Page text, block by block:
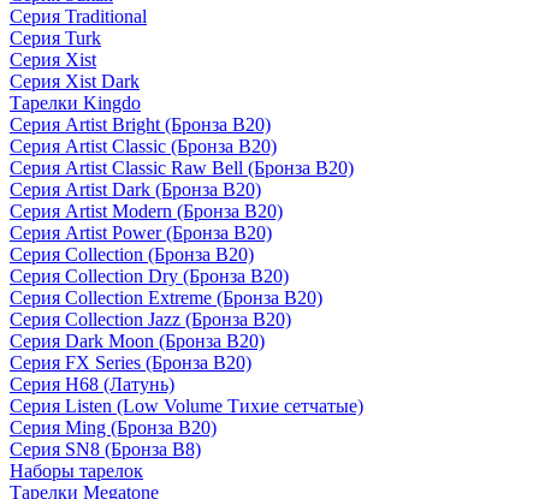
Серия Traditional
Серия Turk
Серия Xist
Серия Xist Dark
Тарелки Kingdo
Серия Artist Bright (Бронза B20)
Серия Artist Classic (Бронза B20)
Серия Artist Classic Raw Bell (Бронза B20)
Серия Artist Dark (Бронза B20)
Серия Artist Modern (Бронза B20)
Серия Artist Power (Бронза B20)
Серия Collection (Бронза B20)
Серия Collection Dry (Бронза B20)
Серия Collection Extreme (Бронза B20)
Серия Collection Jazz (Бронза B20)
Серия Dark Moon (Бронза B20)
Серия FX Series (Бронза B20)
Серия H68 (Латунь)
Серия Listen (Low Volume Тихие сетчатые)
Серия Ming (Бронза B20)
Серия SN8 (Бронза B8)
Наборы тарелок
Тарелки Megatone